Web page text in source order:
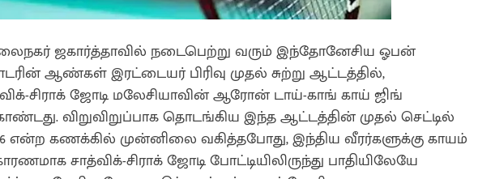
ஜகார்த்தாவில் நடைபெற்று வரும் இந்தோனேசிய ஓபன்
ஆண்கள் இரட்டையர் பிரிவு முதல் சுற்று ஆட்டத்தில்,
சிராக் ஜோடி மலேசியாவின் ஆரோன் டாய்-காங் காய் ஜிங்
விறுவிறுப்பாக தொடங்கிய இந்த ஆட்டத்தின் முதல் செட்டில்
6 என்ற கணக்கில் முன்னிலை வகித்தபோது, இந்திய வீரர்களுக்கு காயம்
சாத்விக்-சிராக் ஜோடி போட்டியிலிருந்து பாதியிலேயே